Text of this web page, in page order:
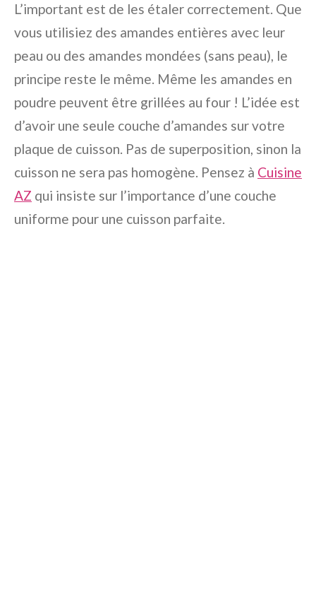
L’important est de les étaler correctement. Que
vous utilisiez des amandes entières avec leur
peau ou des amandes mondées (sans peau), le
principe reste le même. Même les amandes en
poudre peuvent être grillées au four ! L’idée est
d’avoir une seule couche d’amandes sur votre
plaque de cuisson. Pas de superposition, sinon la
cuisson ne sera pas homogène. Pensez à Cuisine
AZ qui insiste sur l’importance d’une couche
uniforme pour une cuisson parfaite.